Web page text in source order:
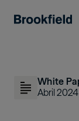
White
Abril 2024